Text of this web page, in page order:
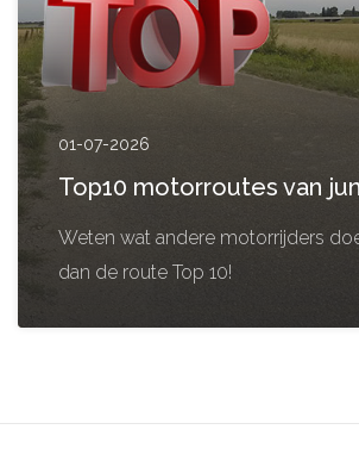
01-07-2026
Top10 motorroutes van
Weten wat andere motorrijders
dan de route Top 10!